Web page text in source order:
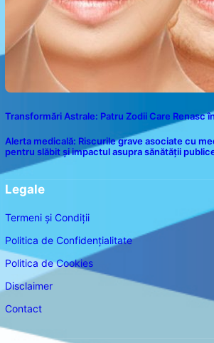
Transformări Astrale: Patru Zodii Care Renasc
Alerta medicală: Riscurile grave asociate cu
pentru slăbit și impactul asupra sănătății
Legale
Termeni și Condiții
Politica de Confidențialitate
Politica de Cookies
Disclaimer
Contact